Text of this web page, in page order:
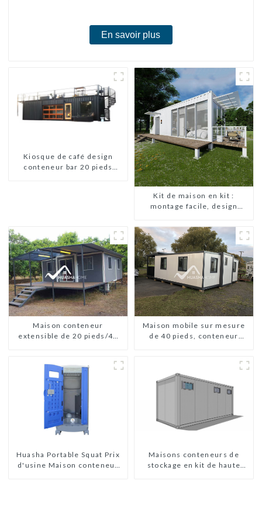
En savoir plus
Kiosque de café design
conteneur bar 20 pieds
Kit de maison en kit :
montage facile, design
internationale
Maison conteneur
extensible de 20 pieds/40
Maison mobile sur mesure
de 40 pieds, conteneur
Huasha Portable Squat Prix
d'usine Maison conteneur
Maisons conteneurs de
stockage en kit de haute